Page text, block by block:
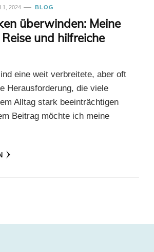
1, 2024 BLOG
überwinden: Meine
und hilfreiche
eine weit verbreitete, aber oft
Herausforderung, die viele
Alltag stark beeinträchtigen
Beitrag möchte ich meine